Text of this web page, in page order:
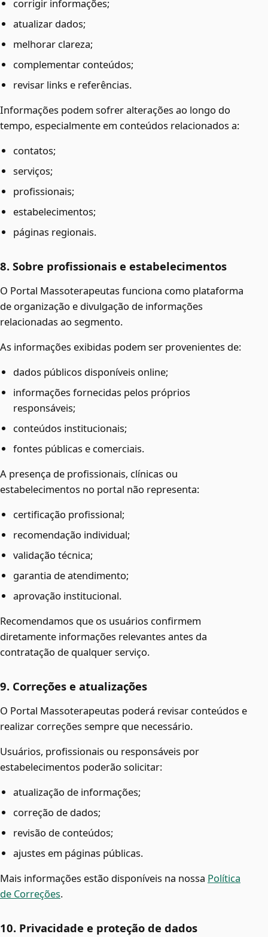
corrigir informações;
atualizar dados;
melhorar clareza;
complementar conteúdos;
revisar links e referências.
Informações podem sofrer alterações ao longo do
tempo, especialmente em conteúdos relacionados a:
contatos;
serviços;
profissionais;
estabelecimentos;
páginas regionais.
8. Sobre profissionais e estabelecimentos
O Portal Massoterapeutas funciona como plataforma
de organização e divulgação de informações
relacionadas ao segmento.
As informações exibidas podem ser provenientes de:
dados públicos disponíveis online;
informações fornecidas pelos próprios
responsáveis;
conteúdos institucionais;
fontes públicas e comerciais.
A presença de profissionais, clínicas ou
estabelecimentos no portal não representa:
certificação profissional;
recomendação individual;
validação técnica;
garantia de atendimento;
aprovação institucional.
Recomendamos que os usuários confirmem
diretamente informações relevantes antes da
contratação de qualquer serviço.
9. Correções e atualizações
O Portal Massoterapeutas poderá revisar conteúdos e
realizar correções sempre que necessário.
Usuários, profissionais ou responsáveis por
estabelecimentos poderão solicitar:
atualização de informações;
correção de dados;
revisão de conteúdos;
ajustes em páginas públicas.
Mais informações estão disponíveis na nossa Política
de Correções.
10. Privacidade e proteção de dados